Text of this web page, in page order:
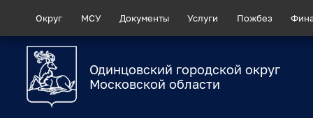
Округ МСУ Документы Услуги Пожбез
Одинцовский городской округ
Московской области